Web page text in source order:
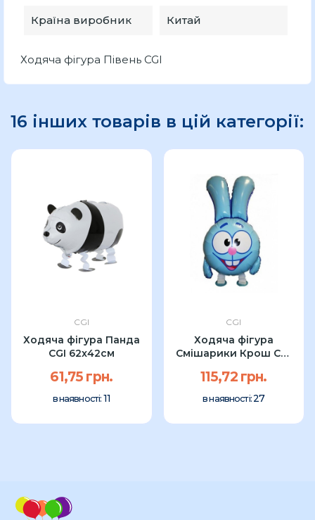
Країна виробник Китай
Ходяча фігура Півень CGI
16 інших товарів в цій категорії:
CGI
Ходяча фігура Панда
CGI 62x42см
61,75 грн.
в наявності: 11
CGI
Ходяча фігура
Смішарики Крош CGI
115,72 грн.
в наявності:27